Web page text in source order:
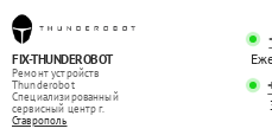
FIX-THUNDEROBOT
Ремонт устройств
Thunderobot
Специализированный
cервисный центр г.
Ставрополь